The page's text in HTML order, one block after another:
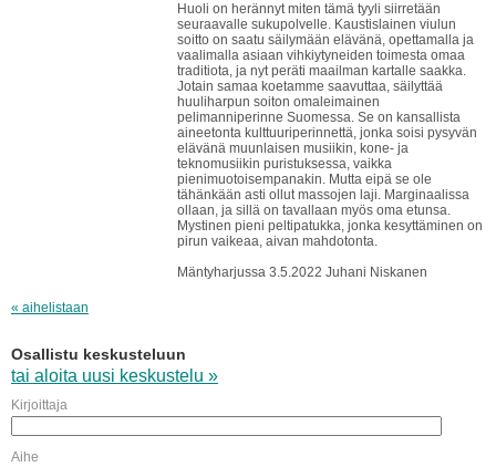
Huoli on herännyt miten tämä tyyli siirretään
seuraavalle sukupolvelle. Kaustislainen viulun
soitto on saatu säilymään elävänä, opettamalla ja
vaalimalla asiaan vihkiytyneiden toimesta omaa
traditiota, ja nyt peräti maailman kartalle saakka.
Jotain samaa koetamme saavuttaa, säilyttää
huuliharpun soiton omaleimainen
pelimanniperinne Suomessa. Se on kansallista
aineetonta kulttuuriperinnettä, jonka soisi pysyvän
elävänä muunlaisen musiikin, kone- ja
teknomusiikin puristuksessa, vaikka
pienimuotoisempanakin. Mutta eipä se ole
tähänkään asti ollut massojen laji. Marginaalissa
ollaan, ja sillä on tavallaan myös oma etunsa.
Mystinen pieni peltipatukka, jonka kesyttäminen on
pirun vaikeaa, aivan mahdotonta.
Mäntyharjussa 3.5.2022 Juhani Niskanen
« aihelistaan
Osallistu keskusteluun
tai aloita uusi keskustelu »
Kirjoittaja
Aihe